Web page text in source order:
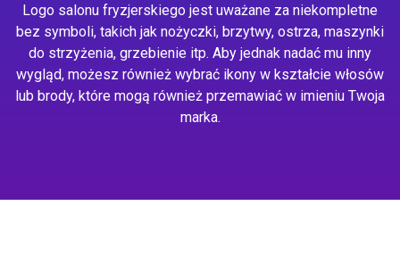
Logo salonu fryzjerskiego jest uważane za niekompletne
bez symboli, takich jak nożyczki, brzytwy, ostrza, maszynki
do strzyżenia, grzebienie itp. Aby jednak nadać mu inny
wygląd, możesz również wybrać ikony w kształcie włosów
lub brody, które mogą również przemawiać w imieniu Twoja
marka.